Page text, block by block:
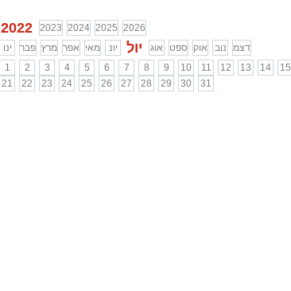
2022 2023 2024 2025 2026
ינו
פבר מרץ אפר מאי יונ יול אוג ספט אוק נוב
דצמ
1
2 3 4 5 6 7 8 9 10 11 12 13 14 15
21
22 23 24 25 26 27 28 29 30 31